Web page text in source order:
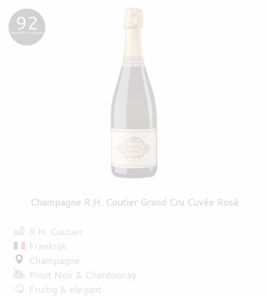
Champagne R.H. Coutier Grand Cru Cuvée Rosé
92
ROBERT PARKER
R.H. Coutier
Frankrijk
Champagne
Pinot Noir
Chardonnay
Fruitig & elegant